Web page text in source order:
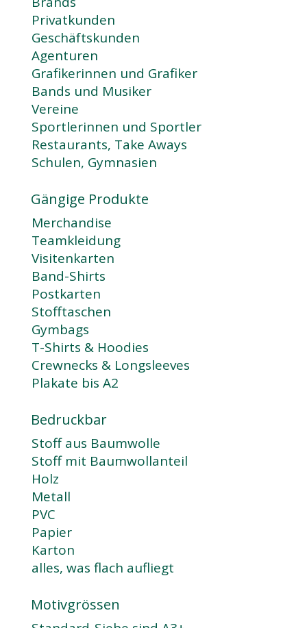
Privatkunden
Geschäftskunden
Agenturen
Grafikerinnen und Grafiker
Bands und Musiker
Vereine
Sportlerinnen und Sportler
Restaurants, Take Aways
Schulen, Gymnasien
Gängige Produkte
Merchandise
Teamkleidung
Visitenkarten
Band-Shirts
Postkarten
Stofftaschen
Gymbags
T-Shirts & Hoodies
Crewnecks & Longsleeves
Plakate bis A2
Bedruckbar
Stoff aus Baumwolle
Stoff mit Baumwollanteil
Holz
Metall
PVC
Papier
Karton
alles, was flach aufliegt
Motivgrössen